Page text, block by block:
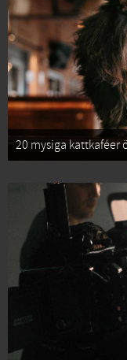
20 mysiga kattkaféer